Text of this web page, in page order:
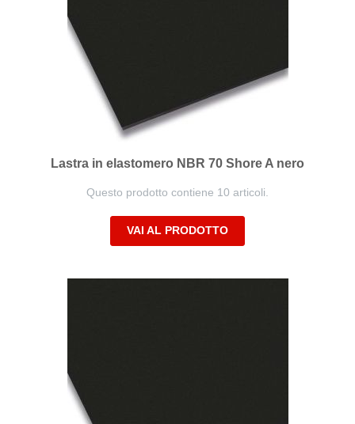
Lastra in elastomero NBR 70 Shore A nero
Questo prodotto contiene 10 articoli.
VAI AL PRODOTTO